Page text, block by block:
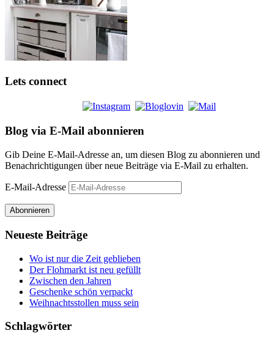
Lets connect
Blog via E-Mail abonnieren
Gib Deine E-Mail-Adresse an, um diesen Blog zu abonnieren und
Benachrichtigungen über neue Beiträge via E-Mail zu erhalten.
E-Mail-Adresse
Abonnieren
Neueste Beiträge
Wo ist nur die Zeit geblieben
Der Flohmarkt ist neu gefüllt
Zwischen den Jahren
Geschenke schön verpackt
Weihnachtsstollen muss sein
Schlagwörter